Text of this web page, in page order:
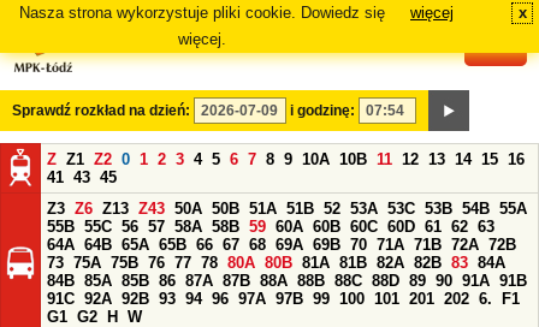
Nasza strona wykorzystuje pliki cookie. Dowiedz się
więcej.
więcej x
Sprawdź rozkład na dzień: i godzinę:
Z Z1 Z2 0 1 2 3 4 5 6 7 8 9 10A 10B 11 12 13 14 15 16
41 43 45
Z3 Z6 Z13 Z43 50A 50B 51A 51B 52 53A 53C 53B 54B 55A
55B 55C 56 57 58A 58B 59 60A 60B 60C 60D 61 62 63
64A 64B 65A 65B 66 67 68 69A 69B 70 71A 71B 72A 72B
73 75A 75B 76 77 78 80A 80B 81A 81B 82A 82B 83 84A
84B 85A 85B 86 87A 87B 88A 88B 88C 88D 89 90 91A 91B
91C 92A 92B 93 94 96 97A 97B 99 100 101 201 202 6.
F1
G1 G2 H
W